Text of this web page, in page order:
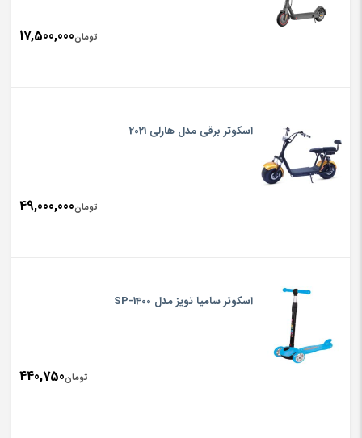
تومان17,500,000
اسکوتر برقی مدل هارلی 2021
تومان49,000,000
اسکوتر سامیا تویز مدل SP-1400
تومان440,750